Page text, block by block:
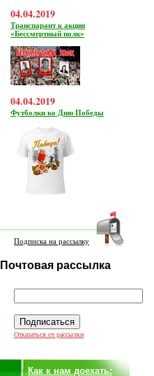
04.04.2019
Транспарант к акции
«Бессмертный полк»
04.04.2019
Футболки ко Дню Победы
Подписка на рассылку
Почтовая рассылка
Отказаться от рассылки
Как к нам доехать: